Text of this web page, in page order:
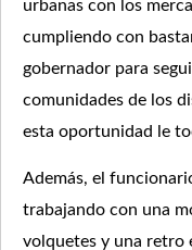
urbanas con los
cumpliendo con
gobernador para
comunidades de los
esta oportunidad le
Además, el
trabajando con una
volquetes y una retro